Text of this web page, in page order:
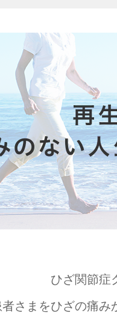
ひざ関節症
さまをひざの痛み